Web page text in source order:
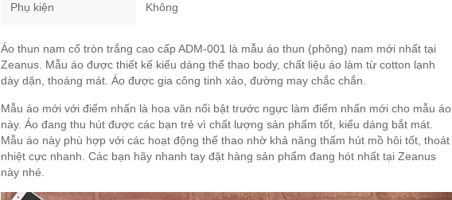
Phụ kiện Không
Áo thun nam cổ tròn trắng cao cấp ADM-001 là mẫu áo thun (phông) nam mới nhất tại
Zeanus. Mẫu áo được thiết kế kiểu dáng thể thao body, chất liệu áo làm từ cotton lạnh
dày dặn, thoáng mát. Áo được gia công tinh xảo, đường may chắc chắn.
Mẫu áo mới với điểm nhấn là hoa văn nổi bật trước ngực làm điểm nhấn mới cho mẫu áo
này. Áo đang thu hút được các bạn trẻ vì chất lượng sản phẩm tốt, kiểu dáng bắt mát.
Mẫu áo này phù hợp với các hoạt động thể thao nhờ khả năng thấm hút mồ hôi tốt, thoát
nhiệt cực nhanh. Các bạn hãy nhanh tay đặt hàng sản phẩm đang hót nhất tại Zeanus
này nhé.